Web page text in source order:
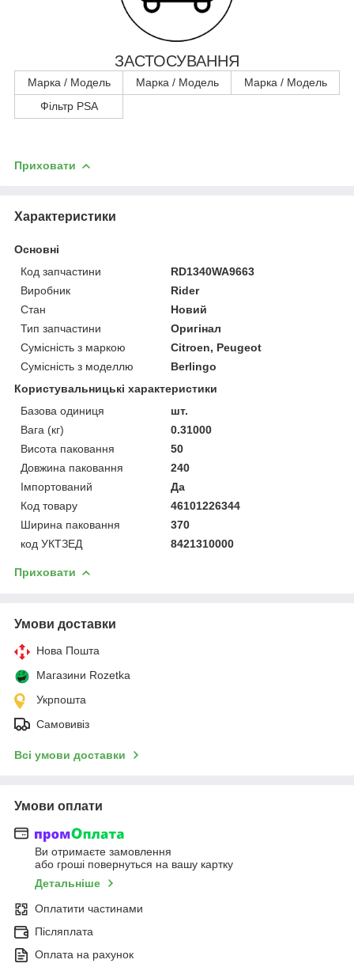
ЗАСТОСУВАННЯ
Марка / Модель Марка / Модель
Марка / Модель
Фільтр PSA
Приховати
Характеристики
Основні
Код запчастини
RD1340WA9663
Виробник
Rider
Стан
Новий
Тип запчастини
Оригінал
Сумісність з маркою
Citroen, Peugeot
Сумісність з моделлю
Berlingo
Користувальницькі характеристики
Базова одиниця
шт.
Вага (кг)
0.31000
Висота паковання
50
Довжина паковання
240
Імпортований
Да
Код товару
46101226344
Ширина паковання
370
код УКТЗЕД
8421310000
Приховати
Умови доставки
Нова Пошта
Магазини Rozetka
Укрпошта
Самовивіз
Всі умови доставки
Умови оплати
Ви отримаєте замовлення
або гроші повернуться на вашу картку
Детальніше
Оплатити частинами
Післяплата
Оплата на рахунок